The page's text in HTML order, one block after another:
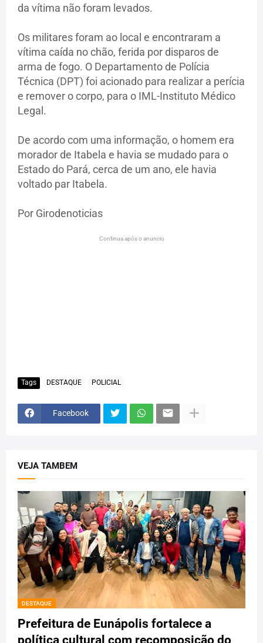
da vítima não foram levados.
Os militares foram ao local e encontraram a
vítima caída no chão, ferida por disparos de
arma de fogo. O Departamento de Polícia
Técnica (DPT) foi acionado para realizar a perícia
e remover o corpo, para o IML-Instituto Médico
Legal.
De acordo com uma informação, o homem era
morador de Itabela e havia se mudado para o
Estado do Pará, cerca de um ano, ele havia
voltado par Itabela.
Por Girodenoticias
Continua após o anuncio
Tags DESTAQUE POLICIAL
Facebook
VEJA TAMBEM
DESTAQUE
Prefeitura de Eunápolis fortalece a
política cultural com recomposição do